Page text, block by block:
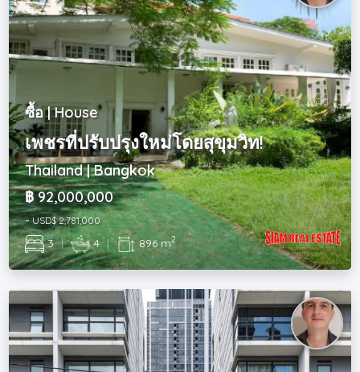
ซื้อ | House
เพชรที่ปรับปรุงใหม่โดยสุขุมวิท!
Thailand | Bangkok
฿ 92,000,000
~ USD$ 2,781,000
3 | 4 | 896 m2